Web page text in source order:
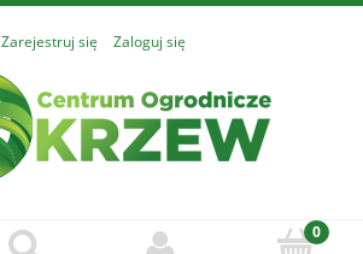
Zarejestruj się Zaloguj się